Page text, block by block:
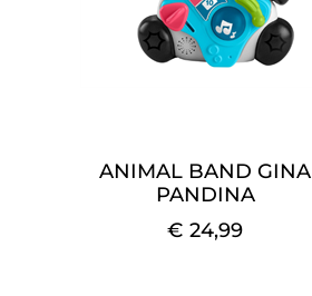
ANIMAL BAND GINA
PANDINA
€ 24,99